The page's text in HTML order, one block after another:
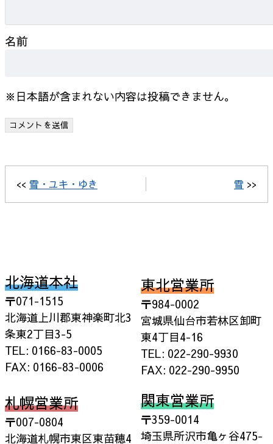
名前
※日本語が含まれない内容は投稿できません。
<< 雪・ユキ・ゆき 雪 >>
北海道本社
〒071-1515
北海道上川郡東神楽町北3
条東2丁目3-5
TEL: 0166-83-0005
FAX: 0166-83-0006
札幌営業所
〒007-0804
北海道札幌市東区東苗穂4
東北営業所
〒984-0002
宮城県仙台市若林区卸町
東4丁目4-16
TEL: 022-290-9930
FAX: 022-290-9950
関東営業所
〒359-0014
埼玉県所沢市亀ヶ谷475-